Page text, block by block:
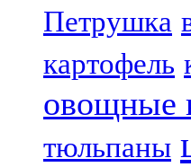
Петрушка
картофель
овощные
тюльпаны